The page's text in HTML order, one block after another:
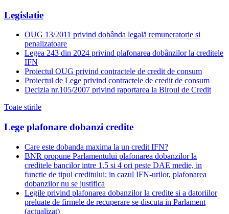
Legislatie
OUG 13/2011 privind dobânda legală remuneratorie și
penalizatoare
Legea 243 din 2024 privind plafonarea dobânzilor la creditele
IFN
Proiectul OUG privind contractele de credit de consum
Proiectul de Lege privind contractele de credit de consum
Decizia nr.105/2007 privind raportarea la Biroul de Credit
Toate stirile
Lege plafonare dobanzi credite
Care este dobanda maxima la un credit IFN?
BNR propune Parlamentului plafonarea dobanzilor la
creditele bancilor intre 1,5 si 4 ori peste DAE medie, in
functie de tipul creditului; in cazul IFN-urilor, plafonarea
dobanzilor nu se justifica
Legile privind plafonarea dobanzilor la credite si a datoriilor
preluate de firmele de recuperare se discuta in Parlament
(actualizat)